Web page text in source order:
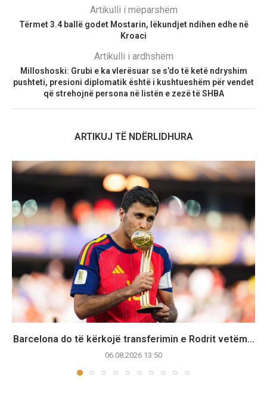
Artikulli i mëparshëm
Tërmet 3.4 ballë godet Mostarin, lëkundjet ndihen edhe në
Kroaci
Artikulli i ardhshëm
Milloshoski: Grubi e ka vlerësuar se s’do të ketë ndryshim
pushteti, presioni diplomatik është i kushtueshëm për vendet
që strehojnë persona në listën e zezë të SHBA
ARTIKUJ TË NDËRLIDHURA
Barcelona do të kërkojë transferimin e Rodrit vetëm...
06.08.2026 13:50